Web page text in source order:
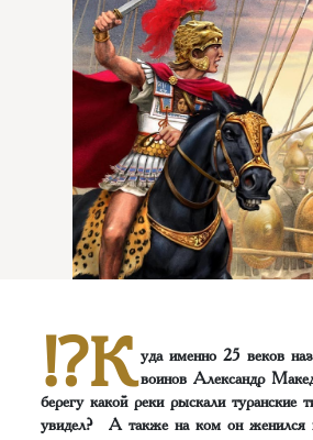
⁉️К уда именно 25 веков
воинов Александр
берегу какой реки рыскали туранские
увидел? А также на ком он женился